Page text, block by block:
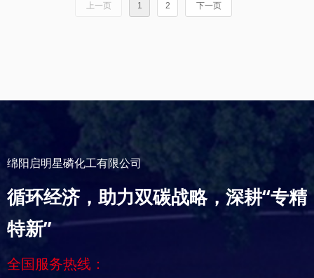
上一页 1 2 下一页
全国服务热线：
绵阳启明星磷化工有限公司
循环经济，助力双碳战略，深耕“专精
特新”